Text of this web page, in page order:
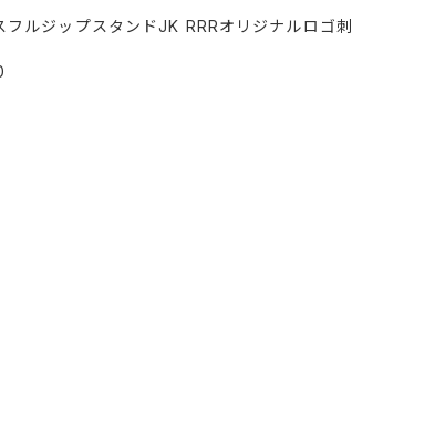
フルジップスタンドJK RRRオリジナルロゴ刺